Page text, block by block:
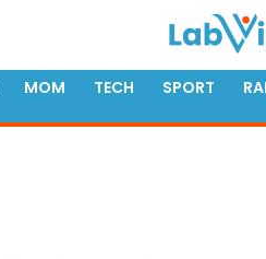
MOM TECH SPORT